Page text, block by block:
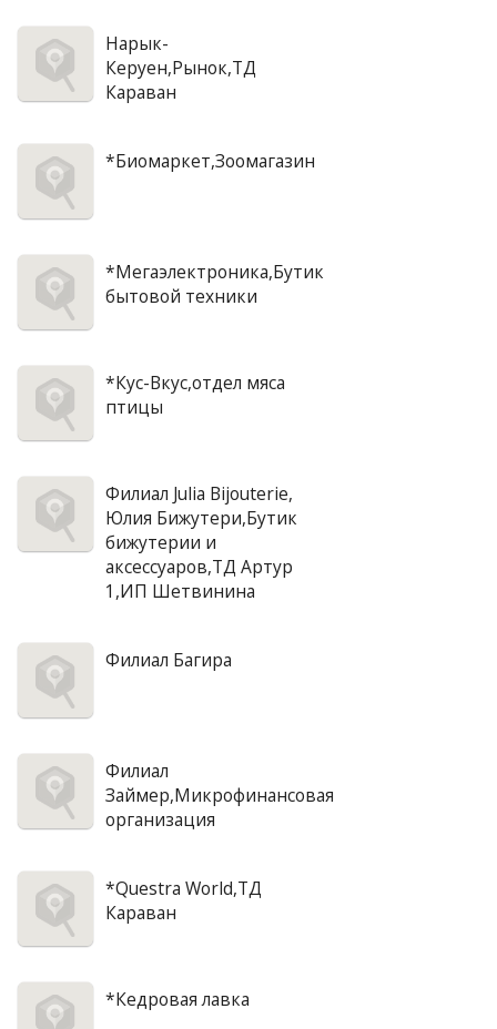
Нарык-
Керуен,Рынок,ТД
Караван
*Биомаркет,Зоомагазин
*Мегаэлектроника,Бутик
бытовой техники
*Кус-Вкус,отдел мяса
птицы
Филиал Julia Bijouterie,
Юлия Бижутери,Бутик
бижутерии и
аксессуаров,ТД Артур
1,ИП Шетвинина
Филиал Багира
Филиал
Займер,Микрофинансовая
организация
*Questra World,ТД
Караван
*Кедровая лавка